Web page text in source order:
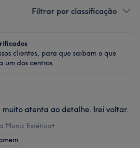
Filtrar por classificação
clientes, para que saibam o que
um dos centros.
muito atenta ao detalhe. Irei voltar.
Muniz Estética•